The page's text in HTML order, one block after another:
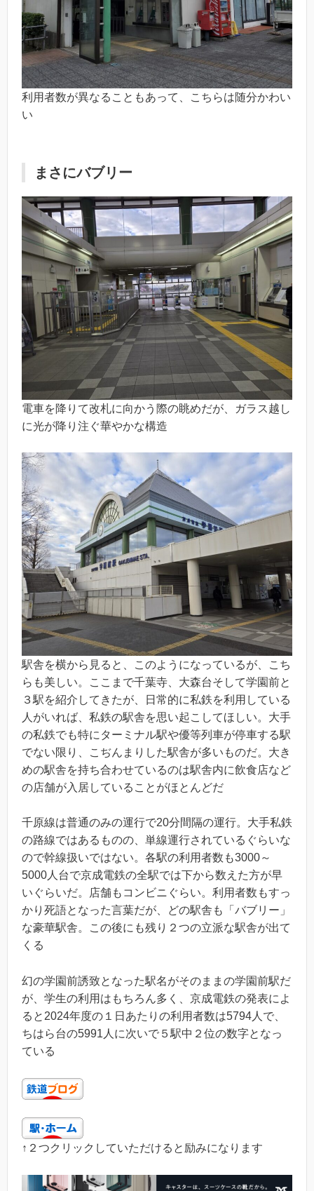
利用者数が異なることもあって、こちらは随分かわい
い
まさにバブリー
電車を降りて改札に向かう際の眺めだが、ガラス越し
に光が降り注ぐ華やかな構造
駅舎を横から見ると、このようになっているが、こち
らも美しい。ここまで千葉寺、大森台そして学園前と
３駅を紹介してきたが、日常的に私鉄を利用している
人がいれば、私鉄の駅舎を思い起こしてほしい。大手
の私鉄でも特にターミナル駅や優等列車が停車する駅
でない限り、こぢんまりした駅舎が多いものだ。大き
めの駅舎を持ち合わせているのは駅舎内に飲食店など
の店舗が入居していることがほとんどだ
千原線は普通のみの運行で20分間隔の運行。大手私鉄
の路線ではあるものの、単線運行されているぐらいな
ので幹線扱いではない。各駅の利用者数も3000～
5000人台で京成電鉄の全駅では下から数えた方が早
いぐらいだ。店舗もコンビニぐらい。利用者数もすっ
かり死語となった言葉だが、どの駅舎も「バブリー」
な豪華駅舎。この後にも残り２つの立派な駅舎が出て
くる
幻の学園前誘致となった駅名がそのままの学園前駅だ
が、学生の利用はもちろん多く、京成電鉄の発表によ
ると2024年度の１日あたりの利用者数は5794人で、
ちはら台の5991人に次いで５駅中２位の数字となっ
ている
↑２つクリックしていただけると励みになります